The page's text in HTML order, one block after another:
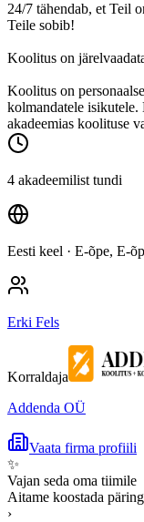
24/7 tähendab, et Teil
Teile sobib!
Koolitus on
Koolitus on
kolmandatele
akadeemias koolituse
4 akadeemilist tundi
Eesti keel · E-õpe, E-
Erki Fels
Korraldaja
Addenda OÜ
Vaata firma profiili
✨
Vajan seda oma tiimile
Aitame koostada
›